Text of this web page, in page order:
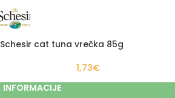
Schesir cat tuna vrečka 85g
1,73€
INFORMACIJE